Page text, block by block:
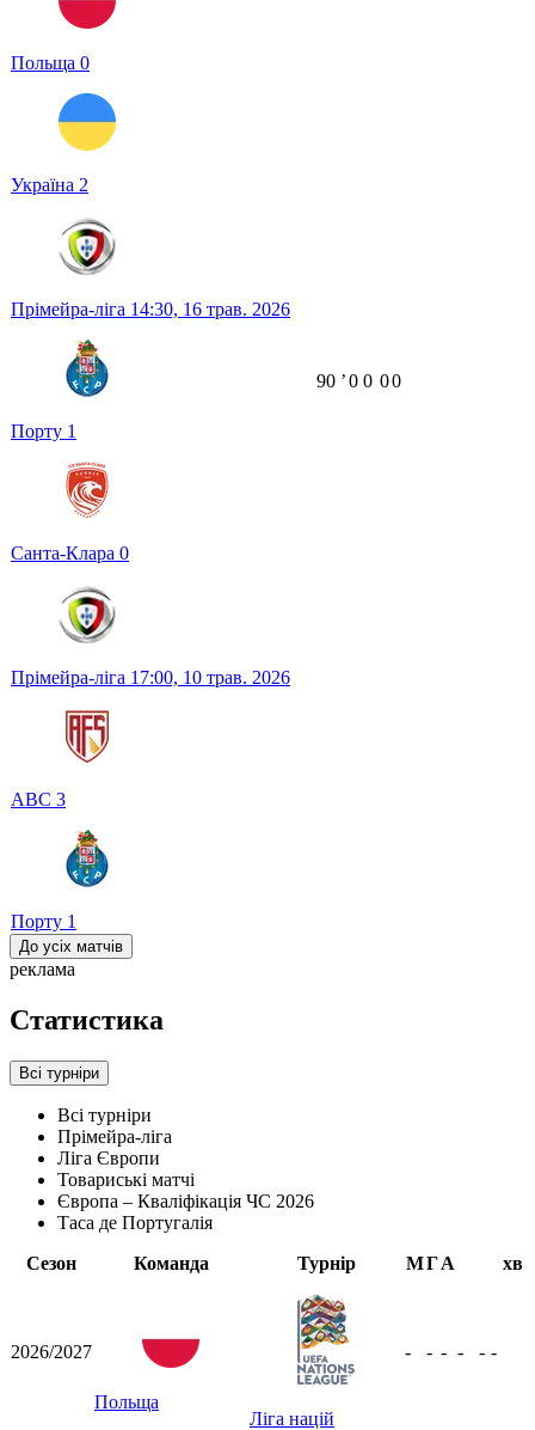
Польща 0
Україна 2
Прімейра-ліга 14:30, 16 трав. 2026
Порту 1
Санта-Клара 0
90 ʼ0 0 00
Прімейра-ліга 17:00, 10 трав. 2026
АВС 3
Порту 1
До усіх матчів
реклама
Статистика
Всі турніри
Всі турніри
Прімейра-ліга
Ліга Європи
Товариські матчі
Європа – Кваліфікація ЧС 2026
Таса де Португалія
Сезон
Команда Турнір МГА хв
2026/2027
Польща
Ліга націй
- - - - - -